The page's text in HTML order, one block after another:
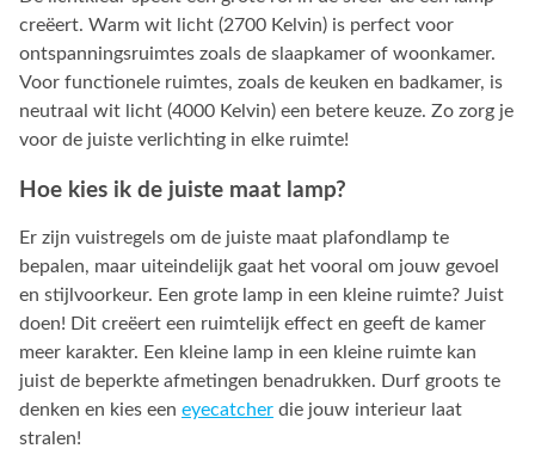
creëert. Warm wit licht (2700 Kelvin) is perfect voor
ontspanningsruimtes zoals de slaapkamer of woonkamer.
Voor functionele ruimtes, zoals de keuken en badkamer, is
neutraal wit licht (4000 Kelvin) een betere keuze. Zo zorg je
voor de juiste verlichting in elke ruimte!
Hoe kies ik de juiste maat lamp?
Er zijn vuistregels om de juiste maat plafondlamp te
bepalen, maar uiteindelijk gaat het vooral om jouw gevoel
en stijlvoorkeur. Een grote lamp in een kleine ruimte? Juist
doen! Dit creëert een ruimtelijk effect en geeft de kamer
meer karakter. Een kleine lamp in een kleine ruimte kan
juist de beperkte afmetingen benadrukken. Durf groots te
denken en kies een eyecatcher die jouw interieur laat
stralen!